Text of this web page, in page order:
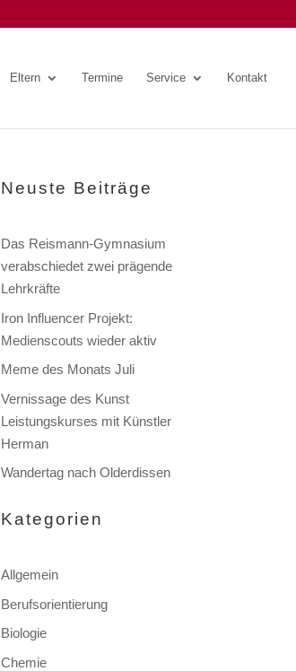
Eltern Termine Service Kontakt
Neuste Beiträge
Das Reismann-Gymnasium
verabschiedet zwei prägende
Lehrkräfte
Iron Influencer Projekt:
Medienscouts wieder aktiv
Meme des Monats Juli
Vernissage des Kunst
Leistungskurses mit Künstler
Herman
Wandertag nach Olderdissen
Kategorien
Allgemein
Berufsorientierung
Biologie
Chemie